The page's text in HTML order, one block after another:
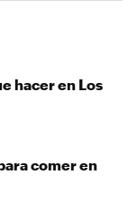
hacer en Los
comer en